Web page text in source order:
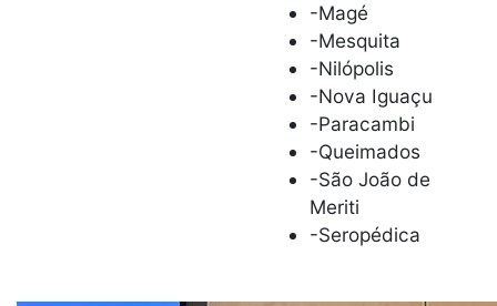
-Magé
-Mesquita
-Nilópolis
-Nova Iguaçu
-Paracambi
-Queimados
-São João de
Meriti
-Seropédica